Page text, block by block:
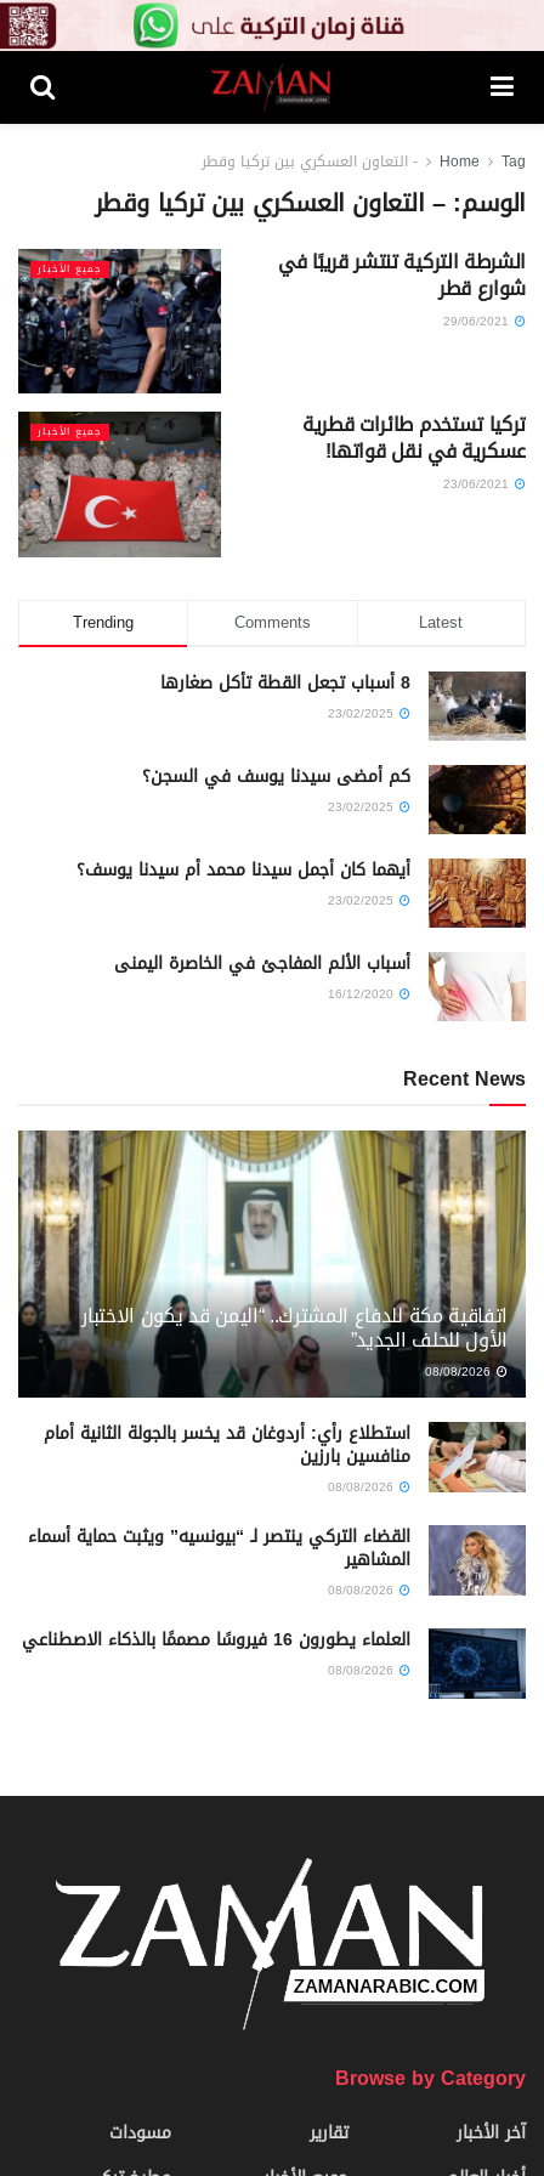
Home Tag - التعاون العسكري بين تركيا وقطر
الوسم:– التعاون العسكري بين تركيا وقطر
جميع الأخبار الشرطة التركية تنتشر قريبًا في
شوارع قطر
جميع الأخبار تركيا تستخدم طائرات قطرية
عسكرية في نقل قواتها!
Trending Comments Latest
8 أسباب تجعل القطة تأكل صغارها
كم أمضى سيدنا يوسف في السجن؟
أيهما كان أجمل سيدنا محمد أم سيدنا يوسف؟
أسباب الألم المفاجئ في الخاصرة اليمنى
Recent News
اتفاقية مكة للدفاع المشترك.. “اليمن قد يكون الاختبار
الأول للحلف الجديد”
08/08/2026
استطلاع رأي: أردوغان قد يخسر بالجولة الثانية أمام
منافسين بارزين
القضاء التركي ينتصر لـ “بيونسيه” ويثبت حماية أسماء
المشاهير
العلماء يطورون 16 فيروسًا مصممًا بالذكاء الاصطناعي
Browse by Category
آخر الأخبار
تقارير
مسودات